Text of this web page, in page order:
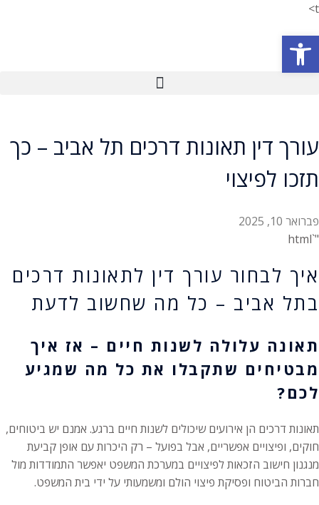
t>
עורך דין תאונות דרכים תל אביב – כך
תזכו לפיצוי
פברואר 10, 2025
"`html
איך לבחור עורך דין לתאונות דרכים
בתל אביב – כל מה שחשוב לדעת
תאונה עלולה לשנות חיים – אז איך
מבטיחים שתקבלו את כל מה שמגיע
לכם?
תאונות דרכים הן אירועים שיכולים לשנות חיים ברגע. אמנם יש ביטוחים,
חוקים, ופיצויים אפשריים, אבל בפועל – רק היכרות עם אופן קביעת
מנגנון חישוב הזכאות לפיצויים במערכת המשפט יאפשר התמודדות מול
חברות הביטוח ופסיקת פיצוי הולם ומשמעותי על ידי בית המשפט.
פתח סרגל נגישות